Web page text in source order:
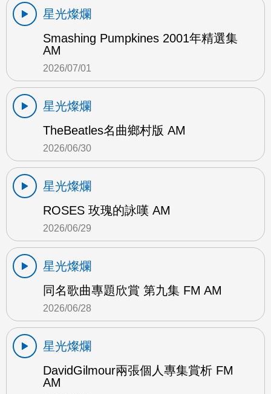
星光燦爛
Smashing Pumpkines 2001年精選集
AM
2026/07/01
星光燦爛
TheBeatles名曲鄉村版 AM
2026/06/30
星光燦爛
ROSES 玫瑰的詠嘆 AM
2026/06/29
星光燦爛
同名歌曲專題欣賞 第九集 FM AM
2026/06/28
星光燦爛
DavidGilmour兩張個人專集賞析 FM
AM